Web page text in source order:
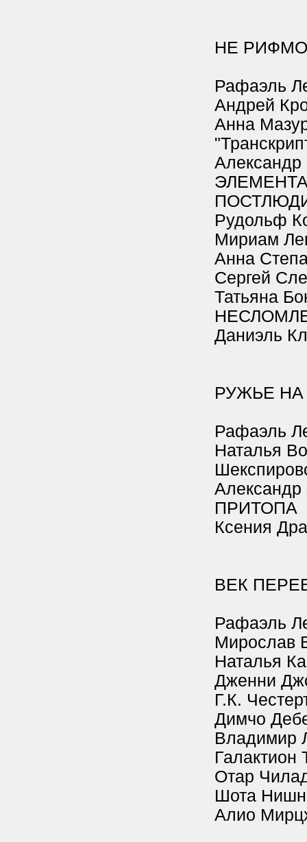
НЕ
Рафаэль
Андрей
Анна
Рудольф
Мириам
Анна
Сергей
Татьяна
Даниэль
РУЖЬЕ
Рафаэль
Наталья
ПРИТОПА
Ксения
ВЕК
Рафаэль
Мирослав
Наталья
Дженни
Г.К.
Димчо
Владимир
Галактион
Отар
Шота
Алио